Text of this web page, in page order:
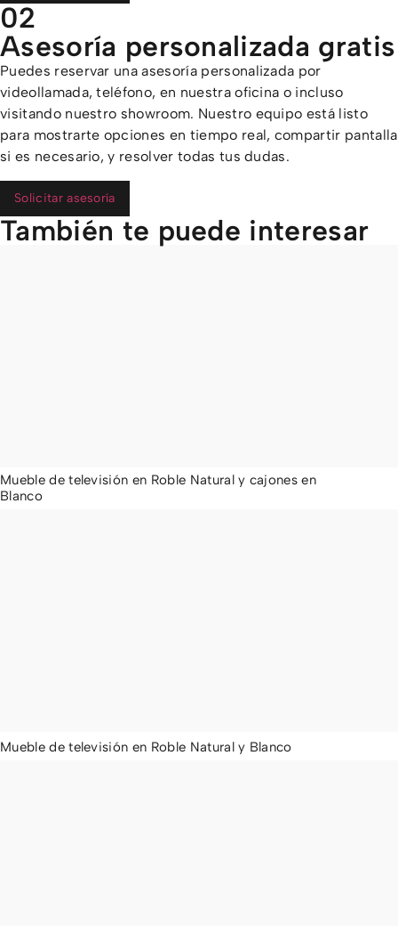
02
Asesoría personalizada gratis
Puedes reservar una asesoría personalizada por
videollamada, teléfono, en nuestra oficina o incluso
visitando nuestro showroom. Nuestro equipo está listo
para mostrarte opciones en tiempo real, compartir pantalla
si es necesario, y resolver todas tus dudas.
Solicitar asesoría
También te puede interesar
Mueble de televisión en Roble Natural y cajones en
Blanco
Mueble de televisión en Roble Natural y Blanco